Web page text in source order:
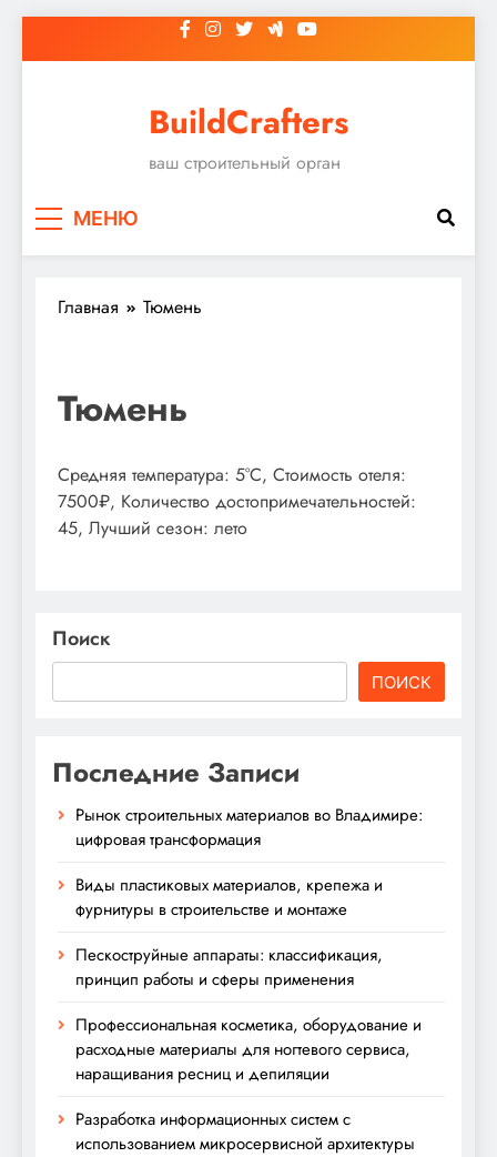
к
BuildCrafters
ваш строительный орган
МЕНЮ
Главная Тюмень
Тюмень
Средняя температура: 5°C, Стоимость отеля:
7500₽, Количество достопримечательностей:
45, Лучший сезон: лето
Поиск
ПОИСК
Последние Записи
Рынок строительных материалов во Владимире:
цифровая трансформация
Виды пластиковых материалов, крепежа и
фурнитуры в строительстве и монтаже
Пескоструйные аппараты: классификация,
принцип работы и сферы применения
Профессиональная косметика, оборудование и
расходные материалы для ногтевого сервиса,
наращивания ресниц и депиляции
Разработка информационных систем с
использованием микросервисной архитектуры